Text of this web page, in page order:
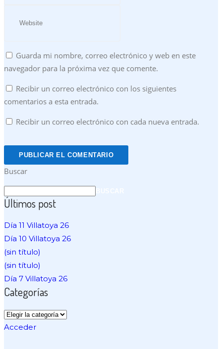
Guarda mi nombre, correo electrónico y web en este
navegador para la próxima vez que comente.
Recibir un correo electrónico con los siguientes
comentarios a esta entrada.
Recibir un correo electrónico con cada nueva entrada.
Buscar
Últimos post
Día 11 Villatoya 26
Día 10 Villatoya 26
(sin título)
(sin título)
Día 7 Villatoya 26
Categorías
Categorías
Acceder